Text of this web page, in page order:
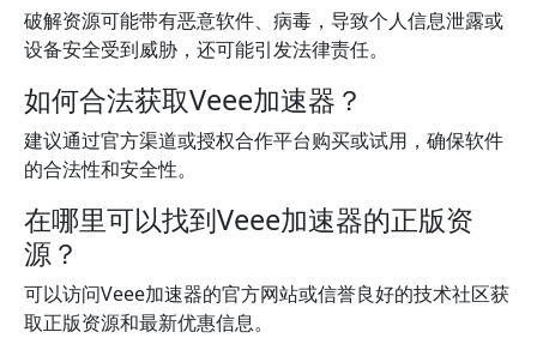
破解资源可能带有恶意软件、病毒，导致个人信息泄露或
设备安全受到威胁，还可能引发法律责任。
如何合法获取Veee加速器？
建议通过官方渠道或授权合作平台购买或试用，确保软件
的合法性和安全性。
在哪里可以找到Veee加速器的正版资
源？
可以访问Veee加速器的官方网站或信誉良好的技术社区获
取正版资源和最新优惠信息。